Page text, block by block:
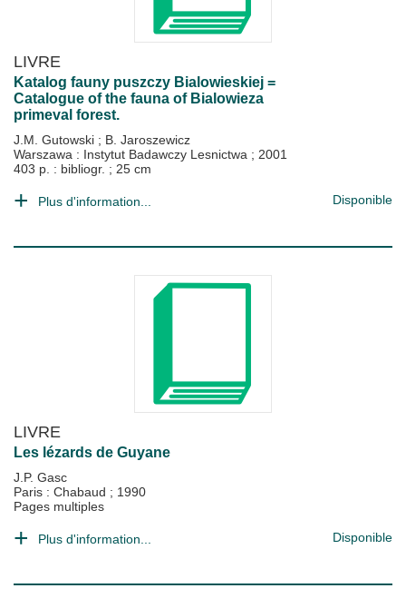
LIVRE
Katalog fauny puszczy Bialowieskiej =
Catalogue of the fauna of Bialowieza
primeval forest.
J.M. Gutowski ; B. Jaroszewicz
Warszawa : Instytut Badawczy Lesnictwa ; 2001
403 p. : bibliogr. ; 25 cm
Plus d'information... Disponible
LIVRE
Les lézards de Guyane
J.P. Gasc
Paris : Chabaud ; 1990
Pages multiples
Plus d'information... Disponible